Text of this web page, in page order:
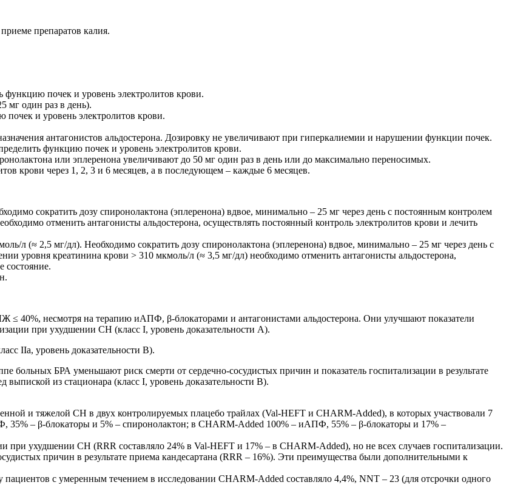
препаратов калия.
функцию почек и уровень электролитов крови.
мг один раз в день).
почек и уровень электролитов крови.
антагонистов альдостерона. Дозировку не увеличивают при гиперкалиемии и нарушении функции почек.
функцию почек и уровень электролитов крови.
или эплеренона увеличивают до 50 мг один раз в день или до максимально переносимых.
крови через 1, 2, 3 и 6 месяцев, а в последующем – каждые 6 месяцев.
сократить дозу спиронолактона (эплеренона) вдвое, минимально – 25 мг через день с постоянным контролем
отменить антагонисты альдостерона, осуществлять постоянный контроль электролитов крови и лечить
л (≈ 2,5 мг/дл). Необходимо сократить дозу спиронолактона (эплеренона) вдвое, минимально – 25 мг через день с
уровня креатинина крови > 310 мкмоль/л (≈ 3,5 мг/дл) необходимо отменить антагонисты альдостерона,
состояние.
40%, несмотря на терапию иАПФ, β-блокаторами и антагонистами альдостерона. Они улучшают показатели
при ухудшении СН (класс I, уровень доказательности А).
IIa, уровень доказательности B).
БРА уменьшают риск смерти от сердечно-сосудистых причин и показатель госпитализации в результате
из стационара (класс I, уровень доказательности В).
и тяжелой СН в двух контролируемых плацебо трайлах (Val-HEFT и CHARM-Added), в которых участвовали 7
– β-блокаторы и 5% – спиронолактон; в CHARM-Added 100% – иАПФ, 55% – β-блокаторы и 17% –
при ухудшении СН (RRR составляло 24% в Val-HEFT и 17% – в CHARM-Added), но не всех случаев госпитализации.
причин в результате приема кандесартана (RRR – 16%). Эти преимущества были дополнительными к
с умеренным течением в исследовании CHARM-Added составляло 4,4%, NNT – 23 (для отсрочки одного